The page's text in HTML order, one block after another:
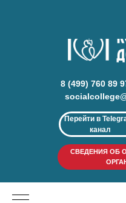
8 (499) 760 89
Перейти в
канал
СВЕДЕНИЯ ОБ